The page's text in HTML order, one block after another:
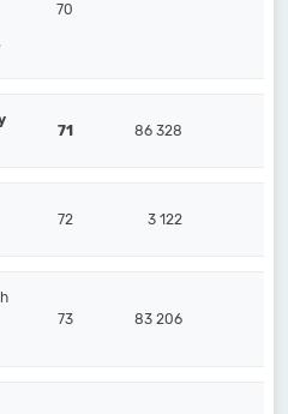
70
71 86 328
72 3 122
73 83 206